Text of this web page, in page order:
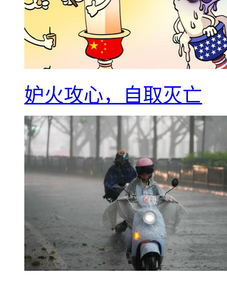
妒火攻心，自取灭亡